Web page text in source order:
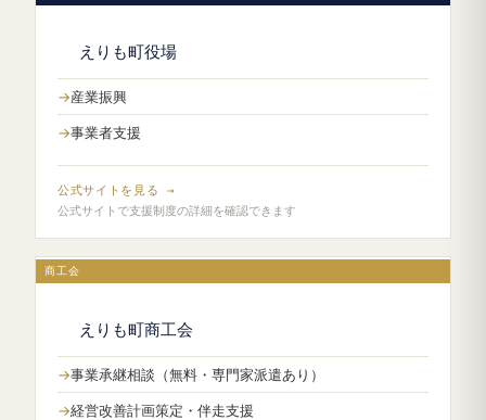
えりも町役場
産業振興
事業者支援
公式サイトを見る →
公式サイトで支援制度の詳細を確認できます
商工会
えりも町商工会
事業承継相談（無料・専門家派遣あり）
経営改善計画策定・伴走支援